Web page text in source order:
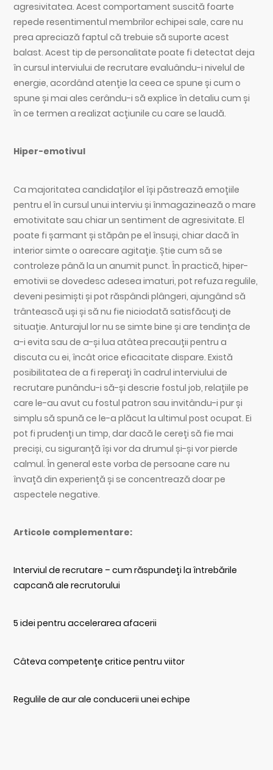
agresivitatea. Acest comportament suscită foarte
repede resentimentul membrilor echipei sale, care nu
prea apreciază faptul că trebuie să suporte acest
balast. Acest tip de personalitate poate fi detectat deja
în cursul interviului de recrutare evaluându-i nivelul de
energie, acordând atenție la ceea ce spune și cum o
spune și mai ales cerându-i să explice în detaliu cum și
în ce termen a realizat acțiunile cu care se laudă.
Hiper-emotivul
Ca majoritatea candidaților el își păstrează emoțiile
pentru el în cursul unui interviu și înmagazinează o mare
emotivitate sau chiar un sentiment de agresivitate. El
poate fi șarmant și stăpân pe el însuși, chiar dacă în
interior simte o oarecare agitație. Știe cum să se
controleze până la un anumit punct. În practică, hiper-
emotivii se dovedesc adesea imaturi, pot refuza regulile,
deveni pesimiști și pot răspândi plângeri, ajungând să
trântească uși și să nu fie niciodată satisfăcuți de
situație. Anturajul lor nu se simte bine și are tendința de
a-i evita sau de a-și lua atâtea precauții pentru a
discuta cu ei, încât orice eficacitate dispare. Există
posibilitatea de a fi reperați în cadrul interviului de
recrutare punându-i să-și descrie fostul job, relațiile pe
care le-au avut cu fostul patron sau invitându-i pur și
simplu să spună ce le-a plăcut la ultimul post ocupat. Ei
pot fi prudenți un timp, dar dacă le cereți să fie mai
preciși, cu siguranță își vor da drumul și-și vor pierde
calmul. În general este vorba de persoane care nu
învață din experiență și se concentrează doar pe
aspectele negative.
Articole complementare:
Interviul de recrutare – cum răspundeți la întrebările
capcană ale recrutorului
5 idei pentru accelerarea afacerii
Câteva competențe critice pentru viitor
Regulile de aur ale conducerii unei echipe